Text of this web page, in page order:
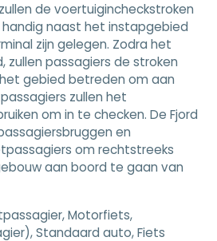
de voertuigincheckstroken
handig naast het instapgebied
zijn gelegen. Zodra het
zullen passagiers de stroken
gebied betreden om aan
zullen het
om in te checken. De Fjord
en
om rechtstreeks
aan boord te gaan van
Motorfiets,
Standaard auto, Fiets